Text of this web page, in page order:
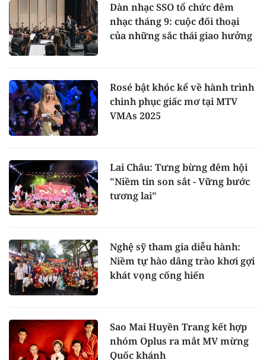
Dàn nhạc SSO tổ chức đêm
nhạc tháng 9: cuộc đối thoại
của những sắc thái giao hưởng
Rosé bật khóc kể về hành trình
chinh phục giấc mơ tại MTV
VMAs 2025
Lai Châu: Tưng bừng đêm hội
"Niềm tin son sắt - Vững bước
tương lai"
Nghệ sỹ tham gia diễu hành:
Niềm tự hào dâng trào khơi gợi
khát vọng cống hiến
Sao Mai Huyền Trang kết hợp
nhóm Oplus ra mắt MV mừng
Quốc khánh